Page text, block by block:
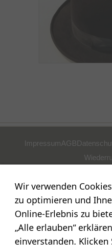
ImpressumAGB
Nostalgie- &
Maja Schmid
Luzernerstr. 14
CH-6353 Weggis
Wir verwenden
zu optimieren und
Online-Erlebnis zu
„Alle erlauben“
einverstanden. Klicken